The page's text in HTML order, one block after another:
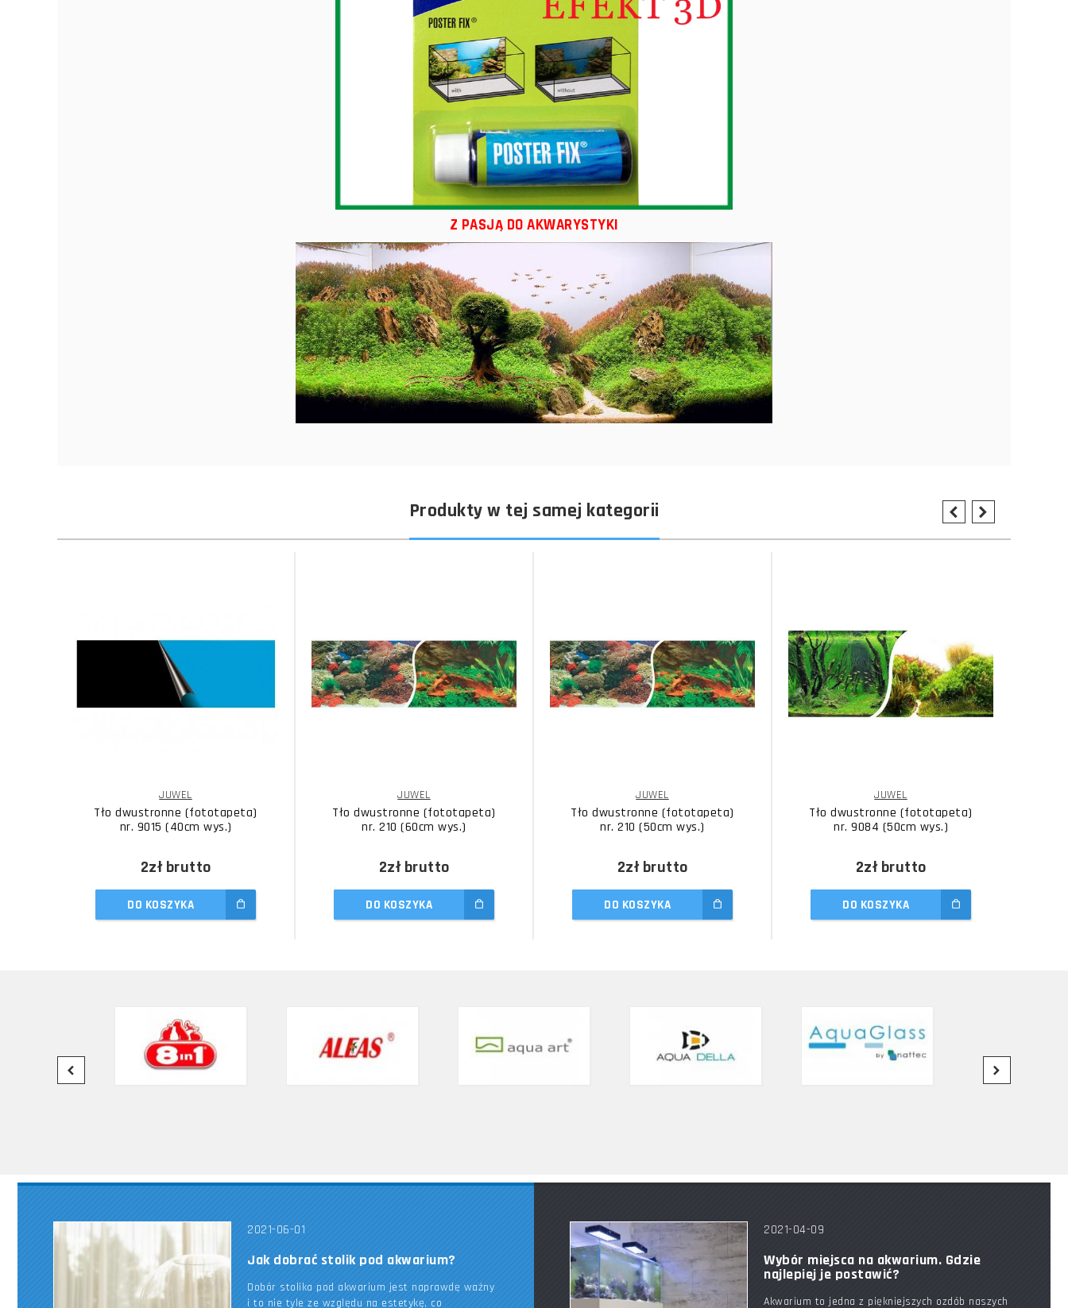
Z PASJĄ DO AKWARYSTYKI
Produkty w tej samej kategorii
JUWEL
Tło dwustronne (fototapeta)
nr. 9015 (40cm wys.)
2złbrutto
DO KOSZYKA
JUWEL
Tło dwustronne (fototapeta)
nr. 210 (60cm wys.)
2złbrutto
DO KOSZYKA
JUWEL
Tło dwustronne (fototapeta)
nr. 210 (50cm wys.)
2złbrutto
DO KOSZYKA
JUWEL
Tło dwustronne (fototapeta)
nr. 9084 (50cm wys.)
2złbrutto
DO KOSZYKA
2021-06-01
Jak dobrać stolik pod akwarium?
Dobór stolika pod akwarium jest naprawdę ważny
i to nie tyle ze względu na estetykę, co
2021-04-09
Wybór miejsca na akwarium. Gdzie
najlepiej je postawić?
Akwarium to jedna z piękniejszych ozdób naszych